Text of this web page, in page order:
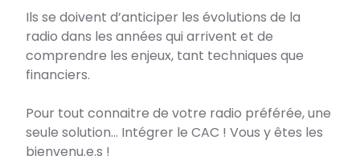
Ils se doivent d’anticiper les évolutions de la
radio dans les années qui arrivent et de
comprendre les enjeux, tant techniques que
financiers.
Pour tout connaitre de votre radio préférée, une
seule solution… Intégrer le CAC ! Vous y êtes les
bienvenu.e.s !